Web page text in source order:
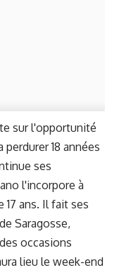
sur l'opportunité
18 années
ses
l'incorpore à
17 ans. Il fait ses
Saragosse,
occasions
lieu le week-end